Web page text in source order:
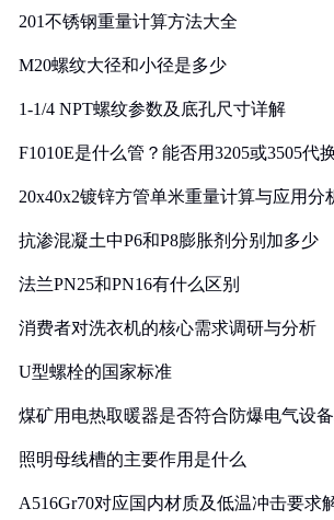
201不锈钢重量计算方法大全
M20螺纹大径和小径是多少
1-1/4 NPT螺纹参数及底孔尺寸详解
F1010E是什么管？能否用3205或3505代
20x40x2镀锌方管单米重量计算与应用分
抗渗混凝土中P6和P8膨胀剂分别加多少
法兰PN25和PN16有什么区别
消费者对洗衣机的核心需求调研与分析
U型螺栓的国家标准
煤矿用电热取暖器是否符合防爆电气设
照明母线槽的主要作用是什么
A516Gr70对应国内材质及低温冲击要求